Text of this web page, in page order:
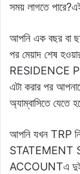
সময় লাগতে
আপনি এক বছর বা ছয়
পর মেয়াদ শেষ
RESIDENCE
এটা করার পর
অ্যাম্বাসিতে যেতে
আপনি যখন TRP
STATEMENT
ACCOUNTএ দুই